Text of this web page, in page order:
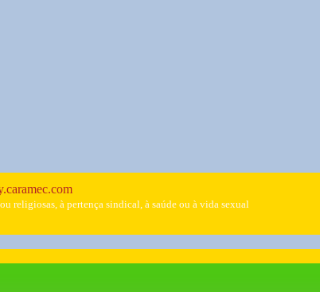
religiosas, à pertença sindical, à saúde ou à vida sexual